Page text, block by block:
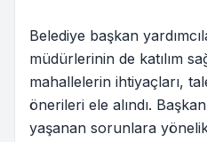
Belediye başkan
müdürlerinin de katılım
mahallelerin ihtiyaçları,
önerileri ele alındı.
yaşanan sorunlara